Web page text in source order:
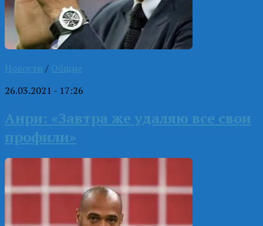
Новости / Общие
26.03.2021 - 17:26
Анри: «Завтра же удаляю все свои
профили»